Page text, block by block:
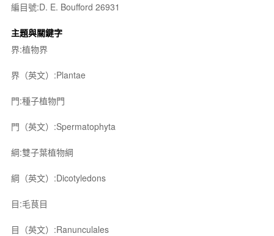
編目號:D. E. Boufford 26931
主題與關鍵字
界:植物界
界（英文）:Plantae
門:種子植物門
門（英文）:Spermatophyta
綱:雙子葉植物綱
綱（英文）:Dicotyledons
目:毛茛目
目（英文）:Ranunculales